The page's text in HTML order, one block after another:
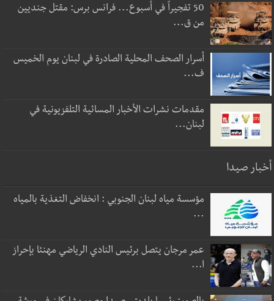
50 تفجيراً في أسبوع... فرانس برس: مقتل جنديين
من ق...
أسرار الصحف المحلية الصادرة في لبنان يوم الخميس
ف...
مقدمات نشرات الأخبار المسائية التلفزيونية في
لبنان...
أخبار صيدا
مؤسسة مياه لبنان الجنوبي : انخفاض التغذية بالمياه
...
عمر مرجان يتصل برئيس النادي الرياضي مهنئا بإحراز
ا...